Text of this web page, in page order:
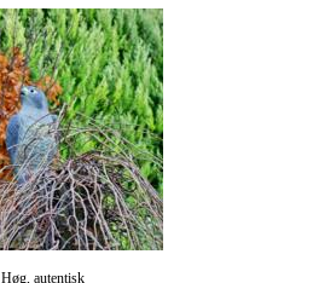
Høg, autentisk